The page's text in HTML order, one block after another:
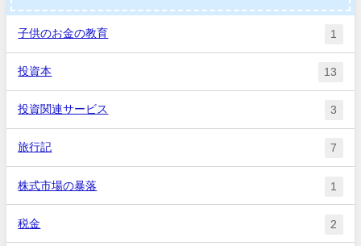
子供のお金の教育 1
投資本 13
投資関連サービス 3
旅行記 7
株式市場の暴落 1
税金 2